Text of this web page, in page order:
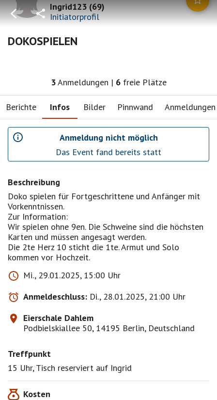
Ingrid123(69)
Initiatorprofil
DOKOSPIELEN
3Anmeldungen | 6 freie Plätze
Berichte Infos Bilder Pinnwand Anmeldungen
Anmeldung nicht möglich
Das Event fand bereits statt
Beschreibung
Doko spielen für Fortgeschrittene und Anfänger mit
Vorkenntnissen.
Zur Information:
Wir spielen ohne 9en. Die Schweine sind die höchsten
Karten und müssen angesagt werden.
Die 2te Herz 10 sticht die 1te. Armut und Solo
Mi., 29.01.2025, 15:00 Uhr
Anmeldeschluss: Di., 28.01.2025, 21:00 Uhr
Eierschale Dahlem
Podbielskiallee 50, 14195 Berlin, Deutschland
Treffpunkt
15 Uhr, Tisch reserviert auf Ingrid
Kosten